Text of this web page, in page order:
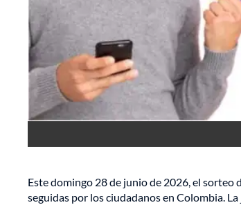
Este domingo 28 de junio de 2026, el sorteo
seguidas por los ciudadanos en Colombia.